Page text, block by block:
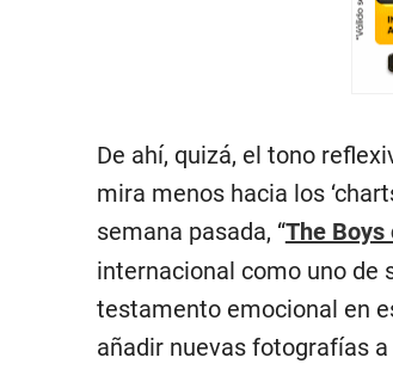
De ahí, quizá, el tono
mira menos hacia los
semana pasada, “The Boys
internacional como uno de
testamento emocional en
añadir nuevas fotografías